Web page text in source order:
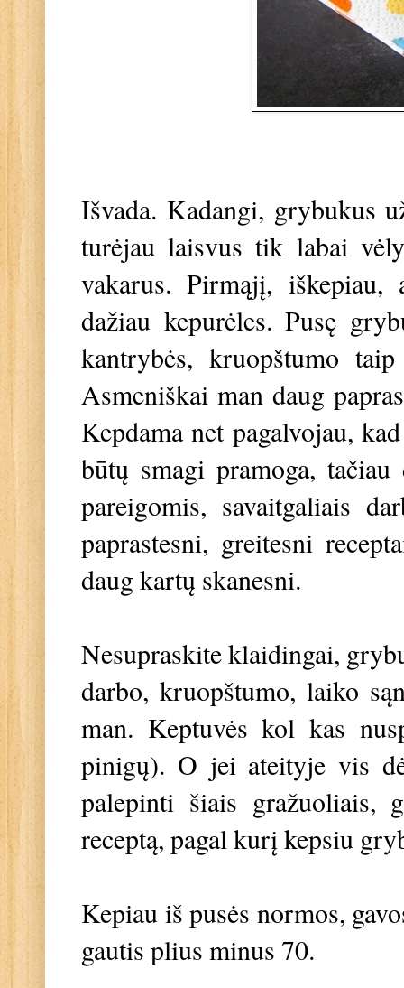
Išvada. Kadangi, grybukus
turėjau laisvus tik labai
vakarus. Pirmąjį, iškepiau,
dažiau kepurėles. Pusę
kantrybės, kruopštumo
Asmeniškai man daug
Kepdama net pagalvojau,
būtų smagi pramoga,
pareigomis, savaitgaliais
paprastesni, greitesni
daug kartų skanesni.
Nesupraskite klaidingai,
darbo, kruopštumo, laiko
man. Keptuvės kol kas
pinigų). O jei ateityje vis
palepinti šiais gražuoliais,
receptą, pagal kurį kepsiu
Kepiau iš pusės normos,
gautis plius minus 70.